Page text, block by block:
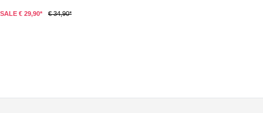
SALE € 29,90* € 34,90*